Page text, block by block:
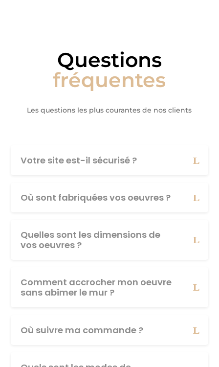
Questions
fréquentes
Les questions les plus courantes de nos clients
Votre site est-il sécurisé ?
Où sont fabriquées vos oeuvres ?
Quelles sont les dimensions de
vos oeuvres ?
Comment accrocher mon oeuvre
sans abîmer le mur ?
Où suivre ma commande ?